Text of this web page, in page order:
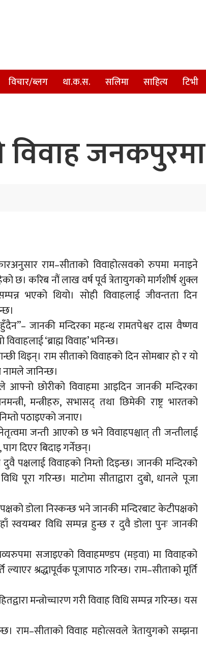
विचार/ब्लग था.क.स. सलिमा साहित्य टिभी
विवाह जनकपुरमा
राम–सीताको विवाहोत्सवको रुपमा मनाइने
छ। करिब नौं लाख वर्ष पूर्व त्रेतायुगको मार्गशीर्ष शुक्ल
भएको थियो। सोही विवाहलाई जीवन्तता दिन
जानकी मन्दिरका महन्थ रामतपेश्वर दास वैष्णव
‘ब्राह्म विवाह’ भनिन्छ।
थिइन्। राम सीताको विवाहको दिन सोमबार हो र यो
नामले जानिन्छ।
आफ्नो छोरीको विवाहमा आइदिन जानकी मन्दिरका
मन्त्रीहरु, सभासद् तथा छिमेकी राष्ट्र भारतको
पठाइएको जनाए।
जन्ती आएको छ भने विवाहपश्चात् ती जन्तीलाई
दिएर बिदाइ गर्नेछन्।
पक्षलाई विवाहको निम्तो दिइन्छ। जानकी मन्दिरको
पूरा गरिन्छ। माटोमा सीताद्वारा दुबो, धानले पूजा
डोला निस्कन्छ भने जानकी मन्दिरबाट केटीपक्षको
स्वयम्बर विधि सम्पन्न हुन्छ र दुवै डोला पुनः जानकी
सजाइएको विवाहमण्डप (मड्वा) मा विवाहको
श्रद्धापूर्वक पूजापाठ गरिन्छ। राम–सीताको मूर्ति
मन्त्रोच्चारण गरी विवाह विधि सम्पन्न गरिन्छ। यस
राम–सीताको विवाह महोत्सवले त्रेतायुगको सम्झना